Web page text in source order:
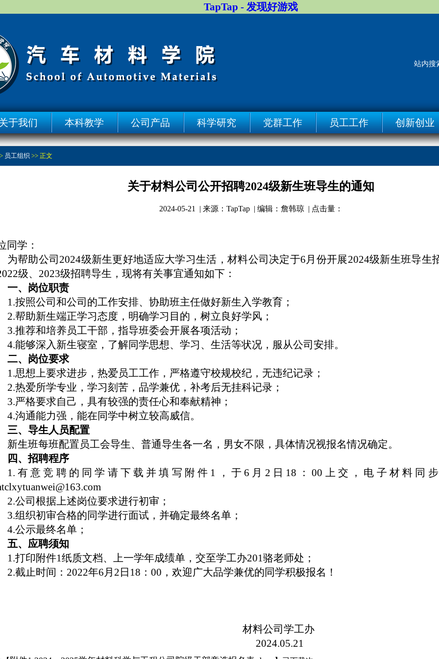
TapTap - 发现好游戏
站内搜
于我们 本科教学 公司产品 科学研究 党群工作 员工工作 创新创业
员工组织 >> 正文
关于材料公司公开招聘2024级新生班导生的通知
2024-05-21 | 来源：TapTap | 编辑：詹韩琼 | 点击量：
同学：
为帮助公司2024级新生更好地适应大学习生活，材料公司决定于6月份开展2024级新生班导生
级、2023级招聘导生，现将有关事宜通知如下：
一、岗位职责
1.按照公司和公司的工作安排、协助班主任做好新生入学教育；
2.帮助新生端正学习态度，明确学习目的，树立良好学风；
3.推荐和培养员工干部，指导班委会开展各项活动；
4.能够深入新生寝室，了解同学思想、学习、生活等状况，服从公司安排。
二、岗位要求
1.思想上要求进步，热爱员工工作，严格遵守校规校纪，无违纪记录；
2.热爱所学专业，学习刻苦，品学兼优，补考后无挂科记录；
3.严格要求自己，具有较强的责任心和奉献精神；
4.沟通能力强，能在同学中树立较高威信。
三、导生人员配置
新生班每班配置员工会导生、普通导生各一名，男女不限，具体情况视报名情况确定。
四、招聘程序
1.有意竞聘的同学请下载并填写附件1，于6月2日18：00上交，电子材料同
2.公司根据上述岗位要求进行初审；
3.组织初审合格的同学进行面试，并确定最终名单；
4.公示最终名单；
五、应聘须知
1.打印附件1纸质文档、上一学年成绩单，交至学工办201骆老师处；
2.截止时间：2022年6月2日18：00，欢迎广大品学兼优的同学积极报名！
材料公司学工办
2024.05.21